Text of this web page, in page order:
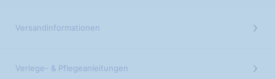
Versandinformationen
Verlege- & Pflegeanleitungen